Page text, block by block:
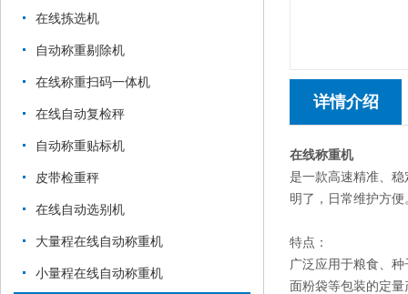
在线拣选机
自动称重剔除机
在线称重扫码一体机
在线自动复检秤
自动称重贴标机
皮带检重秤
在线自动选别机
大量程在线自动称重机
小量程在线自动称重机
详情介绍
在线称重机
是一款高速精准、
明了，日常维护方便
特点：
广泛应用于粮食、
面粉袋等包装的定